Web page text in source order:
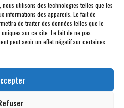
utilisons des technologies telles que les
informations des appareils. Le fait de
de traiter des données telles que le
sur ce site. Le fait de ne pas
peut avoir un effet négatif sur certaines